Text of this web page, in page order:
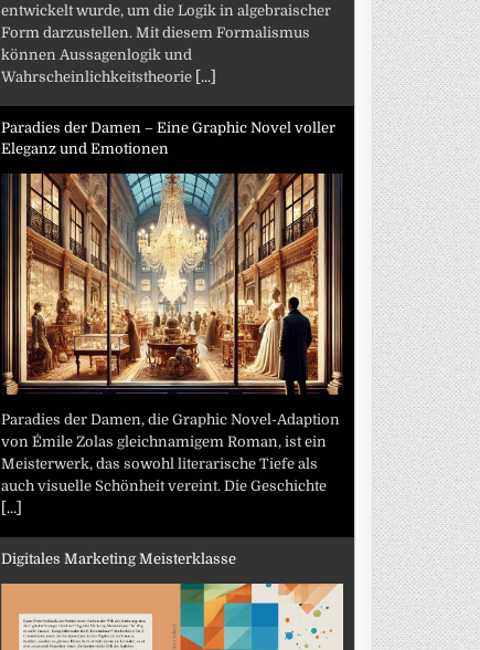
entwickelt wurde, um die Logik in algebraischer
Form darzustellen. Mit diesem Formalismus
können Aussagenlogik und
Wahrscheinlichkeitstheorie [...]
Paradies der Damen – Eine Graphic Novel voller
Eleganz und Emotionen
Paradies der Damen, die Graphic Novel-Adaption
von Émile Zolas gleichnamigem Roman, ist ein
Meisterwerk, das sowohl literarische Tiefe als
auch visuelle Schönheit vereint. Die Geschichte
[...]
Digitales Marketing Meisterklasse